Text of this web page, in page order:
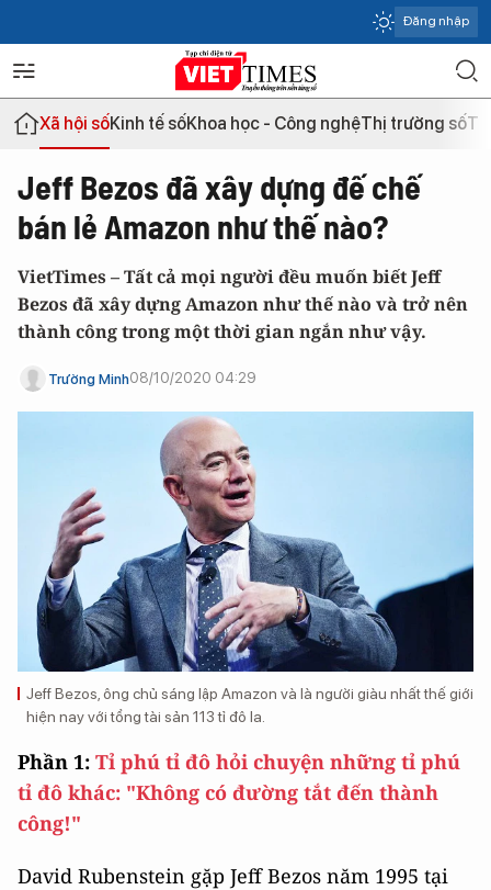
Đăng nhập
Xã hội sốKinh tế sốKhoa học - Công nghệThị trường số
Jeff Bezos đã xây dựng đế chế
bán lẻ Amazon như thế nào?
VietTimes – Tất cả mọi người đều muốn biết Jeff
Bezos đã xây dựng Amazon như thế nào và trở nên
thành công trong một thời gian ngắn như vậy.
Trường Minh08/10/2020 04:29
Jeff Bezos, ông chủ sáng lập Amazon và là người giàu nhất thế giới
hiện nay với tổng tài sản 113 tỉ đô la.
Phần 1: Tỉ phú tỉ đô hỏi chuyện những tỉ phú
tỉ đô khác: "Không có đường tắt đến thành
công!"
David Rubenstein gặp Jeff Bezos năm 1995 tại